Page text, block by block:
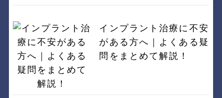
インプラント治療に不安
がある方へ｜よくある疑
問をまとめて解説！